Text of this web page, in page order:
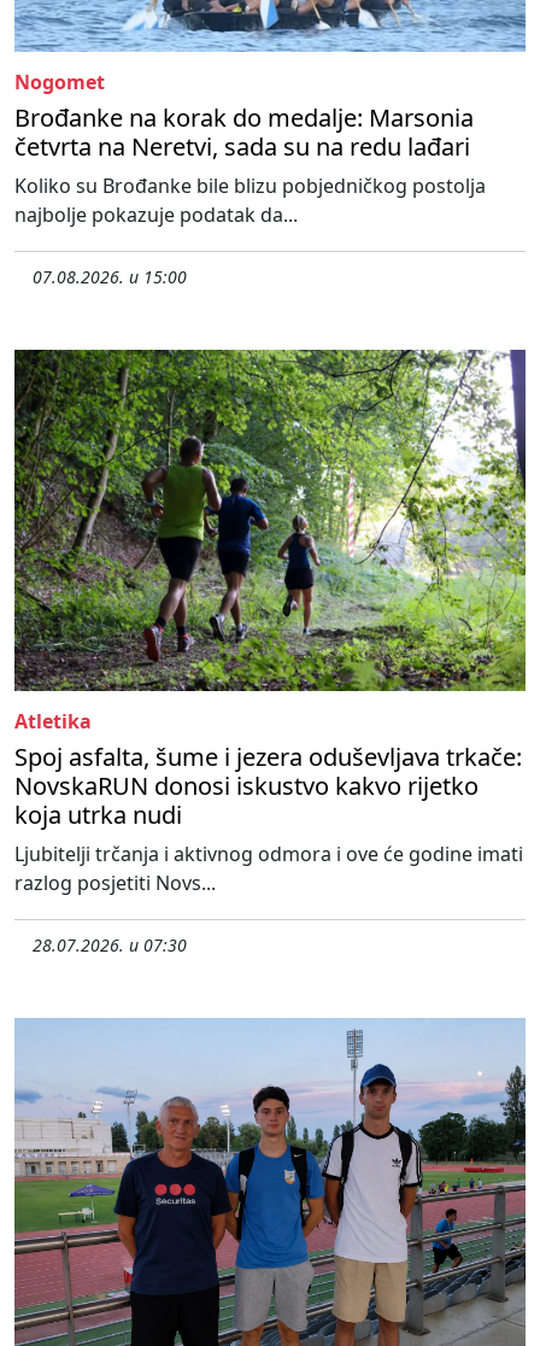
Nogomet
Brođanke na korak do medalje: Marsonia
četvrta na Neretvi, sada su na redu lađari
Koliko su Brođanke bile blizu pobjedničkog postolja
najbolje pokazuje podatak da...
07.08.2026. u 15:00
Atletika
Spoj asfalta, šume i jezera oduševljava trkače:
NovskaRUN donosi iskustvo kakvo rijetko
koja utrka nudi
Ljubitelji trčanja i aktivnog odmora i ove će godine imati
razlog posjetiti Novs...
28.07.2026. u 07:30